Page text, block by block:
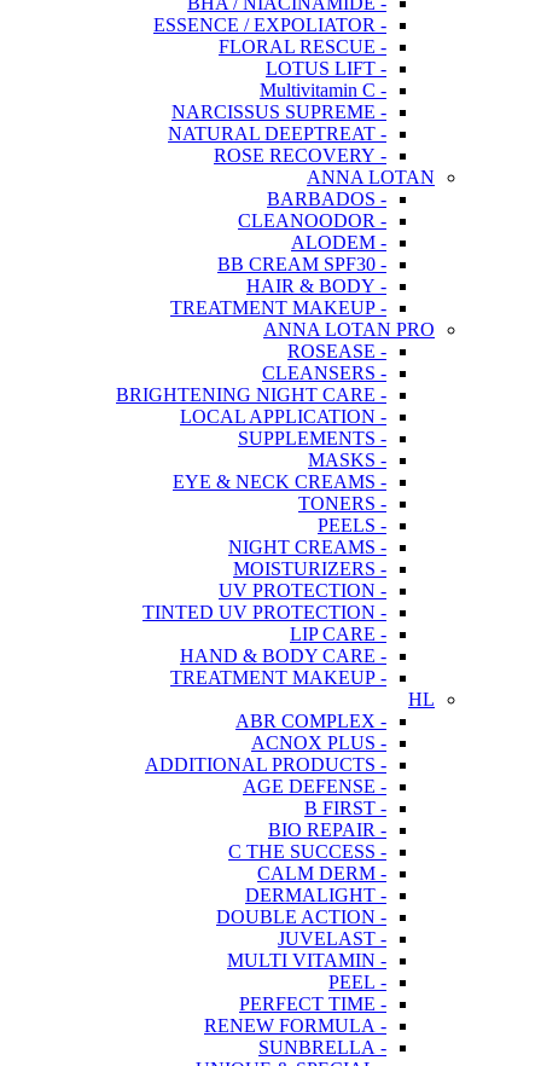
- ESSENCE / EXPOLIATOR
- FLORAL RESCUE
- LOTUS LIFT
- Multivitamin C
- NARCISSUS SUPREME
- NATURAL DEEPTREAT
- ROSE RECOVERY
ANNA LOTAN
- BARBADOS
- CLEANOODOR
- ALODEM
- BB CREAM SPF30
- HAIR & BODY
- TREATMENT MAKEUP
ANNA LOTAN PRO
- ROSEASE
- CLEANSERS
- BRIGHTENING NIGHT CARE
- LOCAL APPLICATION
- SUPPLEMENTS
- MASKS
- EYE & NECK CREAMS
- TONERS
- PEELS
- NIGHT CREAMS
- MOISTURIZERS
- UV PROTECTION
- TINTED UV PROTECTION
- LIP CARE
- HAND & BODY CARE
- TREATMENT MAKEUP
HL
- ABR COMPLEX
- ACNOX PLUS
- ADDITIONAL PRODUCTS
- AGE DEFENSE
- B FIRST
- BIO REPAIR
- C THE SUCCESS
- CALM DERM
- DERMALIGHT
- DOUBLE ACTION
- JUVELAST
- MULTI VITAMIN
- PEEL
- PERFECT TIME
- RENEW FORMULA
- SUNBRELLA